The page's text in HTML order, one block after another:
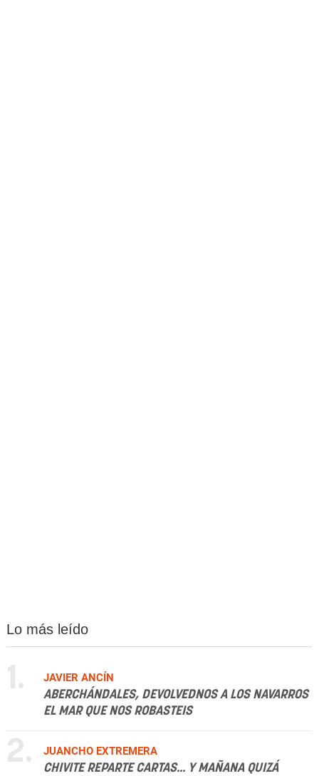
Lo más leído
1.
JAVIER ANCÍN
ABERCHÁNDALES, DEVOLVEDNOS A LOS NAVARROS
EL MAR QUE NOS ROBASTEIS
2.
JUANCHO EXTREMERA
CHIVITE REPARTE CARTAS... Y MAÑANA QUIZÁ